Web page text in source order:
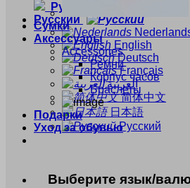
Русский
Русский
English
Deutsch
Français
العربية
简体中文
日本語
Русский
Выберите язык/
Сумки
Аксессуары
Accessories
Ремни
Корпус часов
Браслеты
Подарки
Уход за обувью